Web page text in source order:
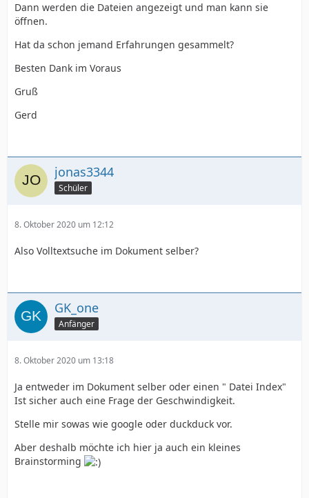
Dann werden die Dateien angezeigt und man kann sie
öffnen.
Hat da schon jemand Erfahrungen gesammelt?
Besten Dank im Voraus
Gruß
Gerd
jonas3344
Schüler
8. Oktober 2020 um 12:12
Also Volltextsuche im Dokument selber?
GK_one
Anfänger
8. Oktober 2020 um 13:18
Ja entweder im Dokument selber oder einen " Datei Index"
Ist sicher auch eine Frage der Geschwindigkeit.
Stelle mir sowas wie google oder duckduck vor.
Aber deshalb möchte ich hier ja auch ein kleines
Brainstorming